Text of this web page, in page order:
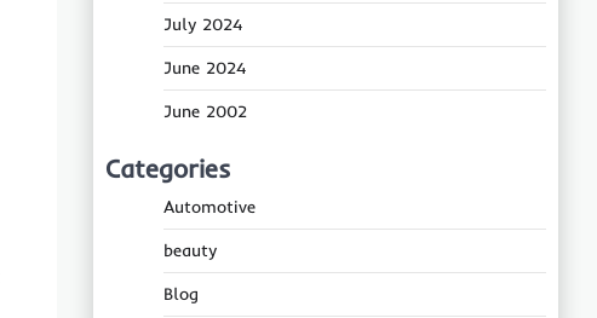
July 2024
June 2024
June 2002
Categories
Automotive
beauty
Blog